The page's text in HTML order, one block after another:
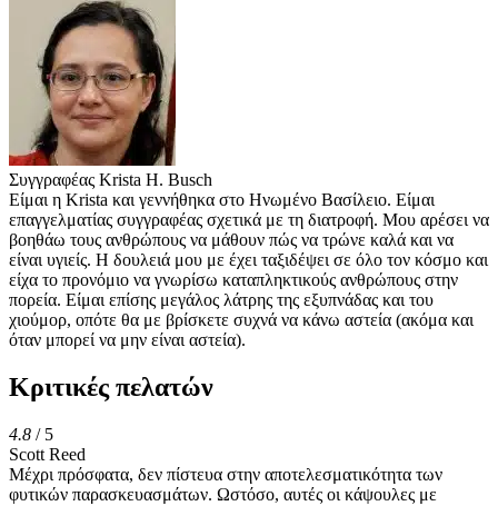
Συγγραφέας Krista H. Busch
Είμαι η Krista και γεννήθηκα στο Ηνωμένο Βασίλειο. Είμαι
επαγγελματίας συγγραφέας σχετικά με τη διατροφή. Μου αρέσει να
βοηθάω τους ανθρώπους να μάθουν πώς να τρώνε καλά και να
είναι υγιείς. Η δουλειά μου με έχει ταξιδέψει σε όλο τον κόσμο και
είχα το προνόμιο να γνωρίσω καταπληκτικούς ανθρώπους στην
πορεία. Είμαι επίσης μεγάλος λάτρης της εξυπνάδας και του
χιούμορ, οπότε θα με βρίσκετε συχνά να κάνω αστεία (ακόμα και
όταν μπορεί να μην είναι αστεία).
Κριτικές πελατών
4.8 / 5
Scott Reed
Μέχρι πρόσφατα, δεν πίστευα στην αποτελεσματικότητα των
φυτικών παρασκευασμάτων. Ωστόσο, αυτές οι κάψουλες με